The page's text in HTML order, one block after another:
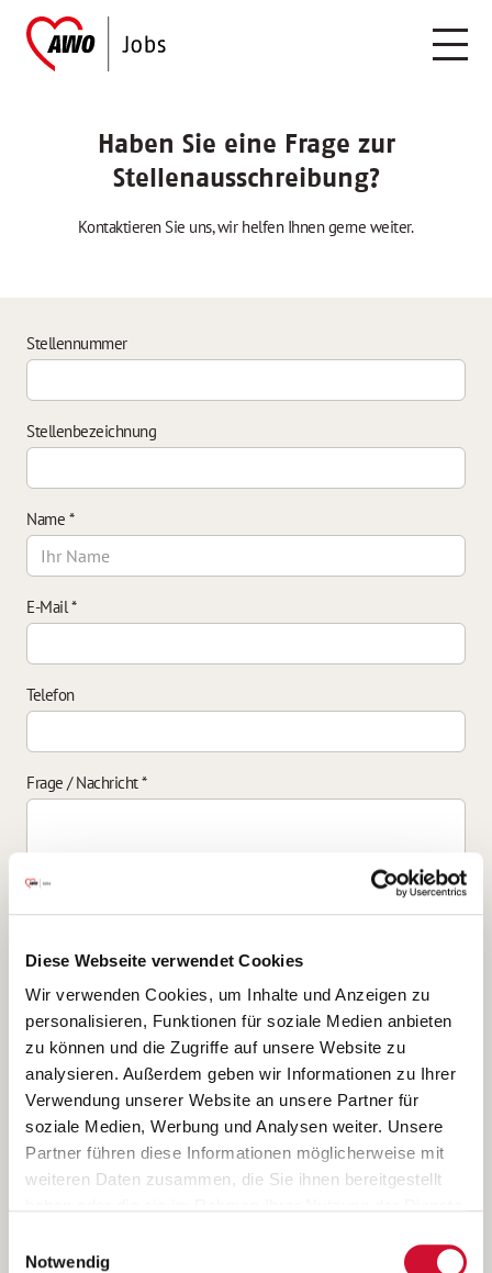
Diese Webseite verwendet Cookies
Wir verwenden Cookies, um Inhalte und Anzeigen zu
personalisieren, Funktionen für soziale Medien anbieten
zu können und die Zugriffe auf unsere Website zu
analysieren. Außerdem geben wir Informationen zu Ihrer
Verwendung unserer Website an unsere Partner für
soziale Medien, Werbung und Analysen weiter. Unsere
Partner führen diese Informationen möglicherweise mit
weiteren Daten zusammen, die Sie ihnen bereitgestellt
Wenn Sie auf „Cookies zulassen“ klicken, so stimmen
Notwendig
Haben Sie eine Frage zur
Stellenausschreibung?
Kontaktieren Sie uns, wir helfen Ihnen gerne weiter.
Stellennummer
Stellenbezeichnung
Name *
E-Mail*
Telefon
Frage / Nachricht*
Ich bin damit einverstanden, dass meine personenbezogenen Daten
ausschließlich zum Zweck der Durchführung der Kontaktanfrage
verarbeitet, auf IT- Systemen der Garitz Bewirtschaftungsbetriebe
GmbH, Heinrich-von-Kleist-Straße 2, 97688 Bad Kissingen
(Betreiber) gespeichert und an die für das Stellenangebot
verantwortliche Stelle zur Kontaktaufnahme weitergegeben
werden.
Diese Einwilligungserklärung kann ich jederzeit gegenüber dem
Weitere Details können Sie der
entnehmen.